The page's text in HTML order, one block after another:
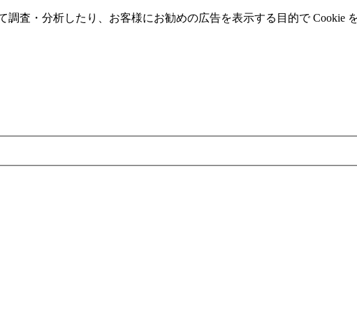
査・分析したり、お客様にお勧めの広告を表⽰する⽬的で Cookie